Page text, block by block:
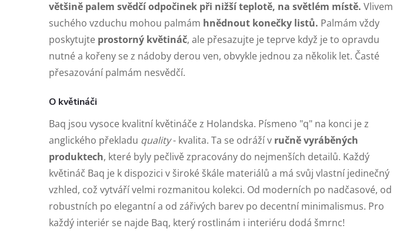
většině palem svědčí odpočinek při nižší teplotě, na světlém místě. Vlivem
suchého vzduchu mohou palmám hnědnout konečky listů. Palmám vždy
poskytujte prostorný květináč, ale přesazujte je teprve když je to opravdu
nutné a kořeny se z nádoby derou ven, obvykle jednou za několik let. Časté
přesazování palmám nesvědčí.
O květináči
Baq jsou vysoce kvalitní květináče z Holandska. Písmeno "q" na konci je z
anglického překladu quality- kvalita. Ta se odráží v ručně vyráběných
produktech, které byly pečlivě zpracovány do nejmenších detailů. Každý
květináč Baq je k dispozici v široké škále materiálů a má svůj vlastní jedinečný
vzhled, což vytváří velmi rozmanitou kolekci. Od moderních po nadčasové, od
robustních po elegantní a od zářivých barev po decentní minimalismus. Pro
každý interiér se najde Baq, který rostlinám i interiéru dodá šmrnc!